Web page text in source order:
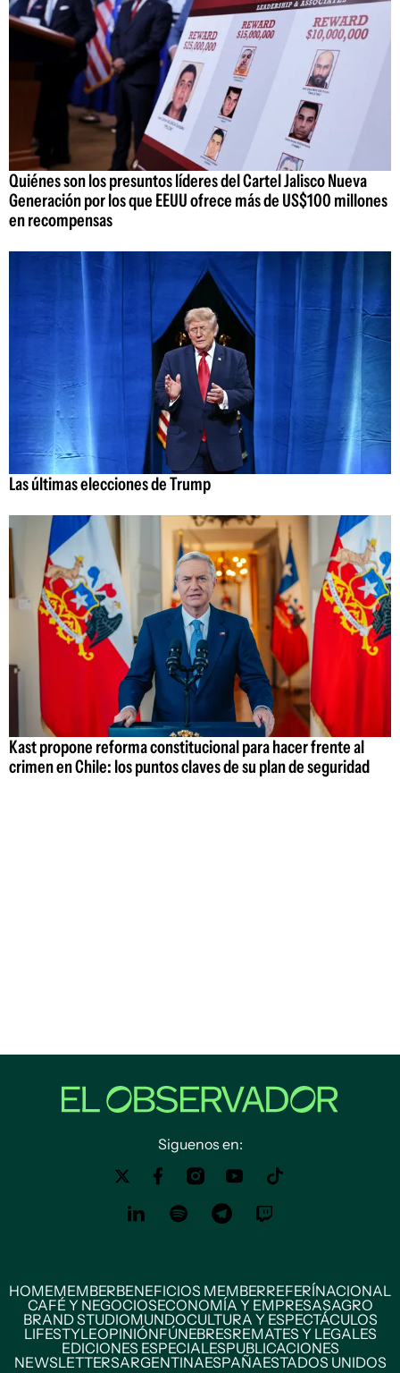
Quiénes son los presuntos líderes del Cartel Jalisco Nueva
Generación por los que EEUU ofrece más de US$100 millones
en recompensas
Las últimas elecciones de Trump
Kast propone reforma constitucional para hacer frente al
crimen en Chile: los puntos claves de su plan de seguridad
Siguenos en:
HOMEMEMBERBENEFICIOS MEMBERREFERÍNACIONAL
CAFÉ Y NEGOCIOSECONOMÍA Y EMPRESASAGRO
BRAND STUDIOMUNDOCULTURA Y ESPECTÁCULOS
LIFESTYLEOPINIÓNFÚNEBRESREMATES Y LEGALES
EDICIONES ESPECIALESPUBLICACIONES
NEWSLETTERSARGENTINAESPAÑAESTADOS UNIDOS